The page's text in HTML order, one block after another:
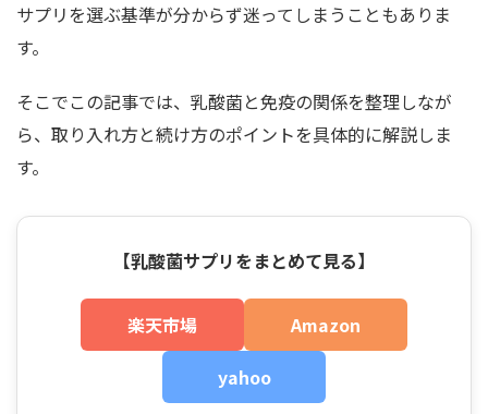
サプリを選ぶ基準が分からず迷ってしまうこともありま
す。
そこでこの記事では、乳酸菌と免疫の関係を整理しなが
ら、取り入れ方と続け方のポイントを具体的に解説しま
す。
【乳酸菌サプリをまとめて見る】
楽天市場
Amazon
yahoo